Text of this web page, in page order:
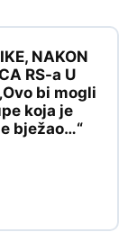
NAKON
RS-a U
bi mogli
koja je
bježao…“